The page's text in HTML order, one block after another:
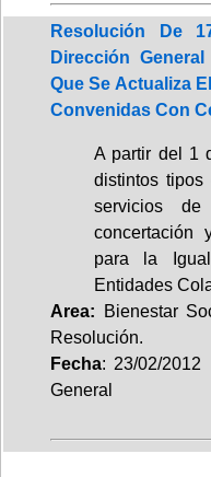
Resolución De
Dirección
Que Se Actualiza
Convenidas Con
A partir del 1
distintos
servicios
concertación
para la
Entidades
Area: Bienestar
Resolución.
Fecha: 23/02/2012
General